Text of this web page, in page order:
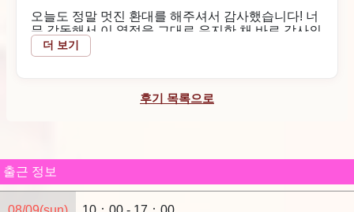
저희 가게를 이용해 주셔서 감사합니다.
또한 다시 방문해 주시기를 직원 일동 진심으로 기다리
고 있습니다.
오늘도 정말 멋진 환대를 해주셔서 감사했습니다! 너
무 감동해서 이 열정을 그대로 유지한 채 바로 감사의
말을 전하고 싶어 메시지를 남깁니다.
제 마음과 몸을 이해하려고 여기까지 정성을 쏟아주
무엇보다도 끝날 때까지 한시라도 저와의 접촉을 소
중히 여기려 전심전력으로 진심을 다해주신 자세에
깊이 감동했습니다. 마지막 1분 1초까지 사랑하듯이
더 보기
후기 목록으로
출근 정보